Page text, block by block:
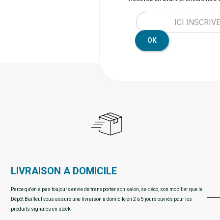
OK
LIVRAISON A DOMICILE
Parce qu'on a pas toujours envie de transporter son salon, sa déco, son mobilier que le
Dépôt Bailleul vous assure une livraison à domicile en 2 à 5 jours ouvrés pour les
produits signalés en stock.